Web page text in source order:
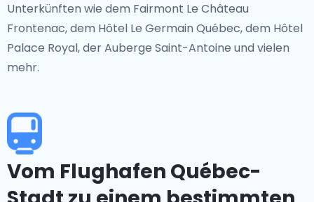
Unterkünften wie dem Fairmont Le Château
Frontenac, dem Hôtel Le Germain Québec, dem Hôtel
Palace Royal, der Auberge Saint-Antoine und vielen
mehr.
Vom Flughafen Québec-